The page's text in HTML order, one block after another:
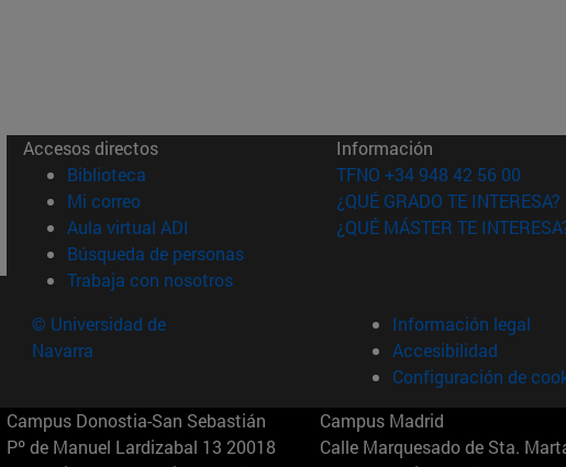
Accesos directos
Biblioteca (abre en nueva ventana)
Mi correo(abre en nueva ventana)
Aula virtual ADI (abre en nueva ventana)
Búsqueda de personas(abre en nueva ventana)
Trabaja con nosotros(abre en nueva ventana)
Información
TFNO +34 948 42 56 00
¿QUÉ GRADO TE INTERESA?
¿QUÉ MÁSTER TE
© Universidad de
Navarra
Información legal
Accesibilidad
Configuración de
Campus Donostia-San Sebastián
Pº de Manuel Lardizabal 13 20018
Campus Madrid
Calle Marquesado de Sta.